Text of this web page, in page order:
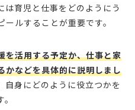
は育児と仕事をどのようにう
ルすることが重要です。
を活用する予定か、仕事と家
かなどを具体的に説明しまし
自身にどのように役立つかを